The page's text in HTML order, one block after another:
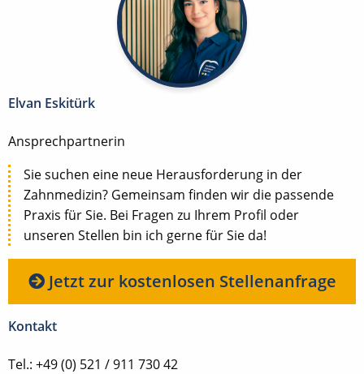
Elvan Eskitürk
Ansprechpartnerin
Sie suchen eine neue Herausforderung in der
Zahnmedizin? Gemeinsam finden wir die passende
Praxis für Sie. Bei Fragen zu Ihrem Profil oder
unseren Stellen bin ich gerne für Sie da!
Jetzt zur kostenlosen Stellenanfrage
Kontakt
Tel.: +49 (0) 521 / 911 730 42